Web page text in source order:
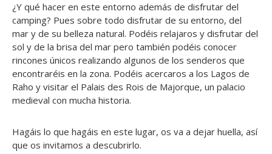
¿Y qué hacer en este entorno además de disfrutar del
camping? Pues sobre todo disfrutar de su entorno, del
mar y de su belleza natural. Podéis relajaros y disfrutar del
sol y de la brisa del mar pero también podéis conocer
rincones únicos realizando algunos de los senderos que
encontraréis en la zona. Podéis acercaros a los Lagos de
Raho y visitar el Palais des Rois de Majorque, un palacio
medieval con mucha historia.
Hagáis lo que hagáis en este lugar, os va a dejar huella, así
que os invitamos a descubrirlo.